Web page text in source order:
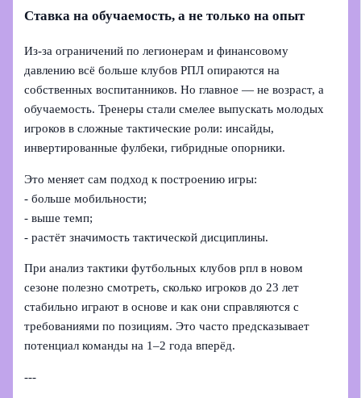
Ставка на обучаемость, а не только на опыт
Из‑за ограничений по легионерам и финансовому
давлению всё больше клубов РПЛ опираются на
собственных воспитанников. Но главное — не возраст, а
обучаемость. Тренеры стали смелее выпускать молодых
игроков в сложные тактические роли: инсайды,
инвертированные фулбеки, гибридные опорники.
Это меняет сам подход к построению игры:
- больше мобильности;
- выше темп;
- растёт значимость тактической дисциплины.
При анализ тактики футбольных клубов рпл в новом
сезоне полезно смотреть, сколько игроков до 23 лет
стабильно играют в основе и как они справляются с
требованиями по позициям. Это часто предсказывает
потенциал команды на 1–2 года вперёд.
---